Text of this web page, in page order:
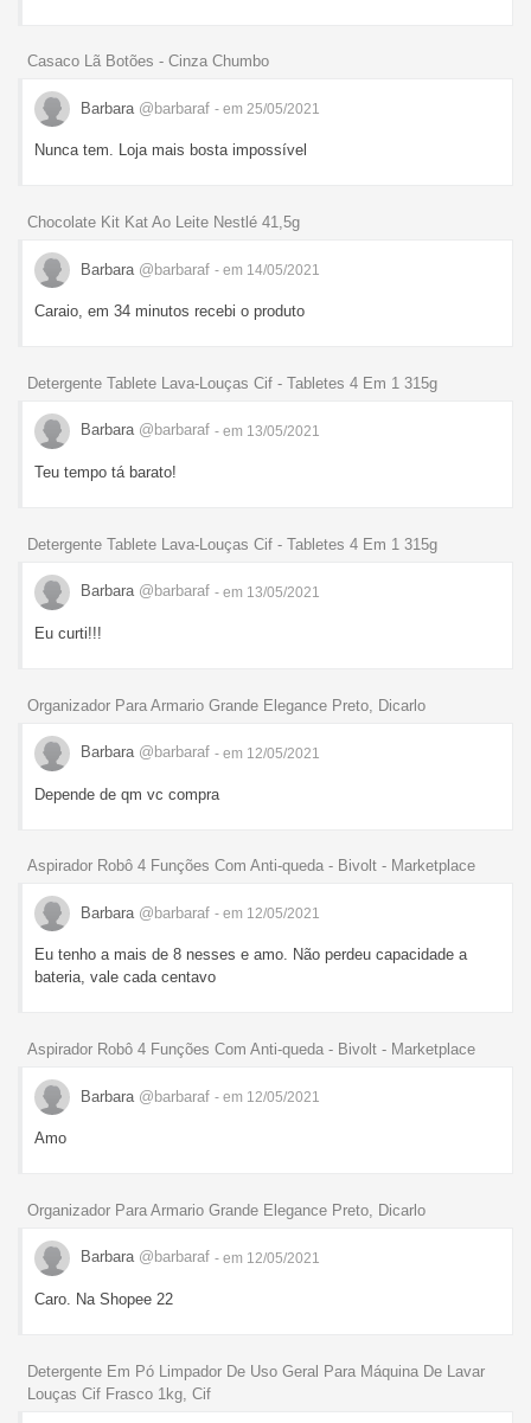
Casaco Lã Botões - Cinza Chumbo
Barbara @barbaraf - em 25/05/2021
Nunca tem. Loja mais bosta impossível
Chocolate Kit Kat Ao Leite Nestlé 41,5g
Barbara @barbaraf - em 14/05/2021
Caraio, em 34 minutos recebi o produto
Detergente Tablete Lava-Louças Cif - Tabletes 4 Em 1 315g
Barbara @barbaraf - em 13/05/2021
Teu tempo tá barato!
Detergente Tablete Lava-Louças Cif - Tabletes 4 Em 1 315g
Barbara @barbaraf - em 13/05/2021
Eu curti!!!
Organizador Para Armario Grande Elegance Preto, Dicarlo
Barbara @barbaraf - em 12/05/2021
Depende de qm vc compra
Aspirador Robô 4 Funções Com Anti-queda - Bivolt - Marketplace
Barbara @barbaraf - em 12/05/2021
Eu tenho a mais de 8 nesses e amo. Não perdeu capacidade a
bateria, vale cada centavo
Aspirador Robô 4 Funções Com Anti-queda - Bivolt - Marketplace
Barbara @barbaraf - em 12/05/2021
Amo
Organizador Para Armario Grande Elegance Preto, Dicarlo
Barbara @barbaraf - em 12/05/2021
Caro. Na Shopee 22
Detergente Em Pó Limpador De Uso Geral Para Máquina De Lavar
Louças Cif Frasco 1kg, Cif